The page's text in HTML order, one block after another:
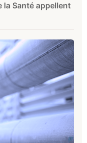
la Santé appellent